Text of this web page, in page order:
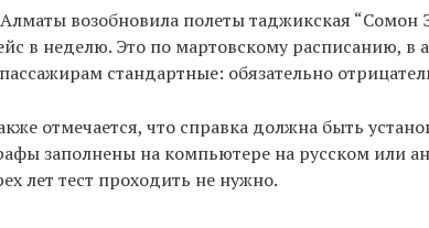
возобновила полеты таджикская “Сомон
в неделю. Это по мартовскому расписанию, в
стандартные: обязательно
отмечается, что справка должна быть
заполнены на компьютере на русском или
лет тест проходить не нужно.